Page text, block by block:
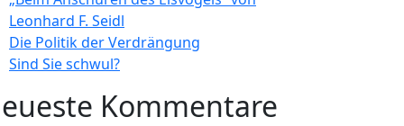
Leonhard F. Seidl
Die Politik der Verdrängung
Sind Sie schwul?
Kommentare